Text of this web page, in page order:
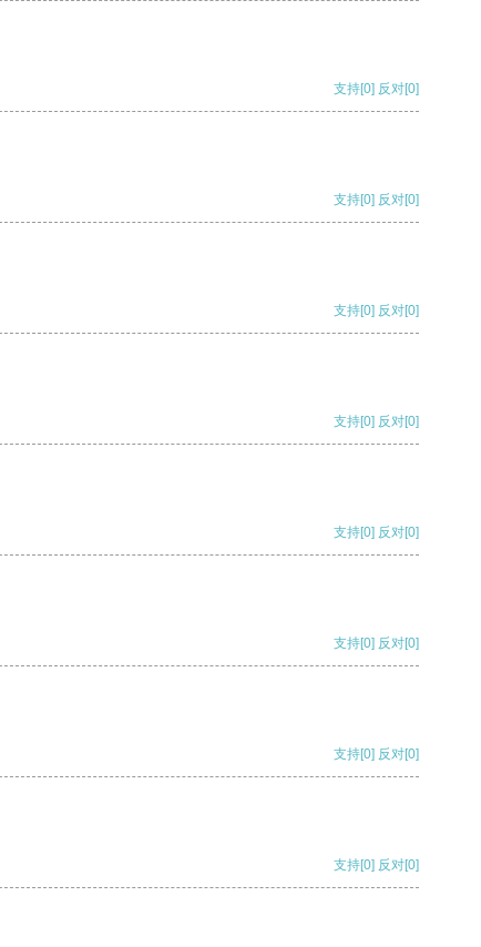
支持[0] 反对[0]
支持[0] 反对[0]
支持[0] 反对[0]
支持[0] 反对[0]
支持[0] 反对[0]
支持[0] 反对[0]
支持[0] 反对[0]
支持[0] 反对[0]